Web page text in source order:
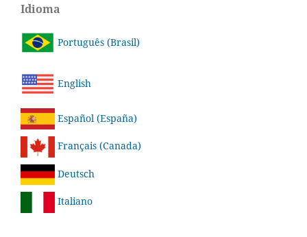
Idioma
Português (Brasil)
English
Español (España)
Français (Canada)
Deutsch
Italiano